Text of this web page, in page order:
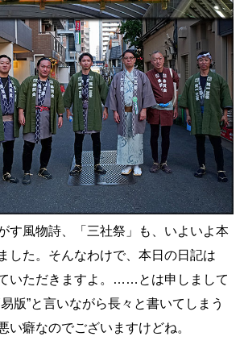
す風物詩、「三社祭」も、いよいよ本
した。そんなわけで、本日の日記は
ていただきますよ。……とは申しまして
版”と言いながら長々と書いてしまう
い癖なのでございますけどね。